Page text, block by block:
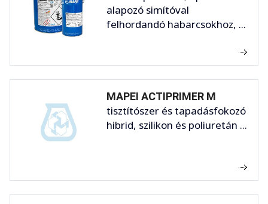
alapozó simítóval
felhordandó habarcsokhoz, ...
MAPEI ACTIPRIMER M
tisztítószer és tapadásfokozó
hibrid, szilikon és poliuretán ...